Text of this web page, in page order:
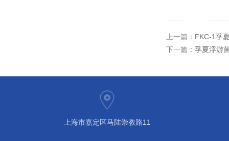
上一篇： FKC-1孚
下一篇： 孚夏浮游
上海市嘉定区马陆崇教路11